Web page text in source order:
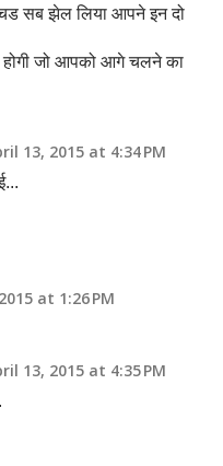
सब झेल लिया आपने इन दो
होगी जो आपको आगे चलने का
13, 2015 at 4:34 PM
at 1:26 PM
13, 2015 at 4:35 PM